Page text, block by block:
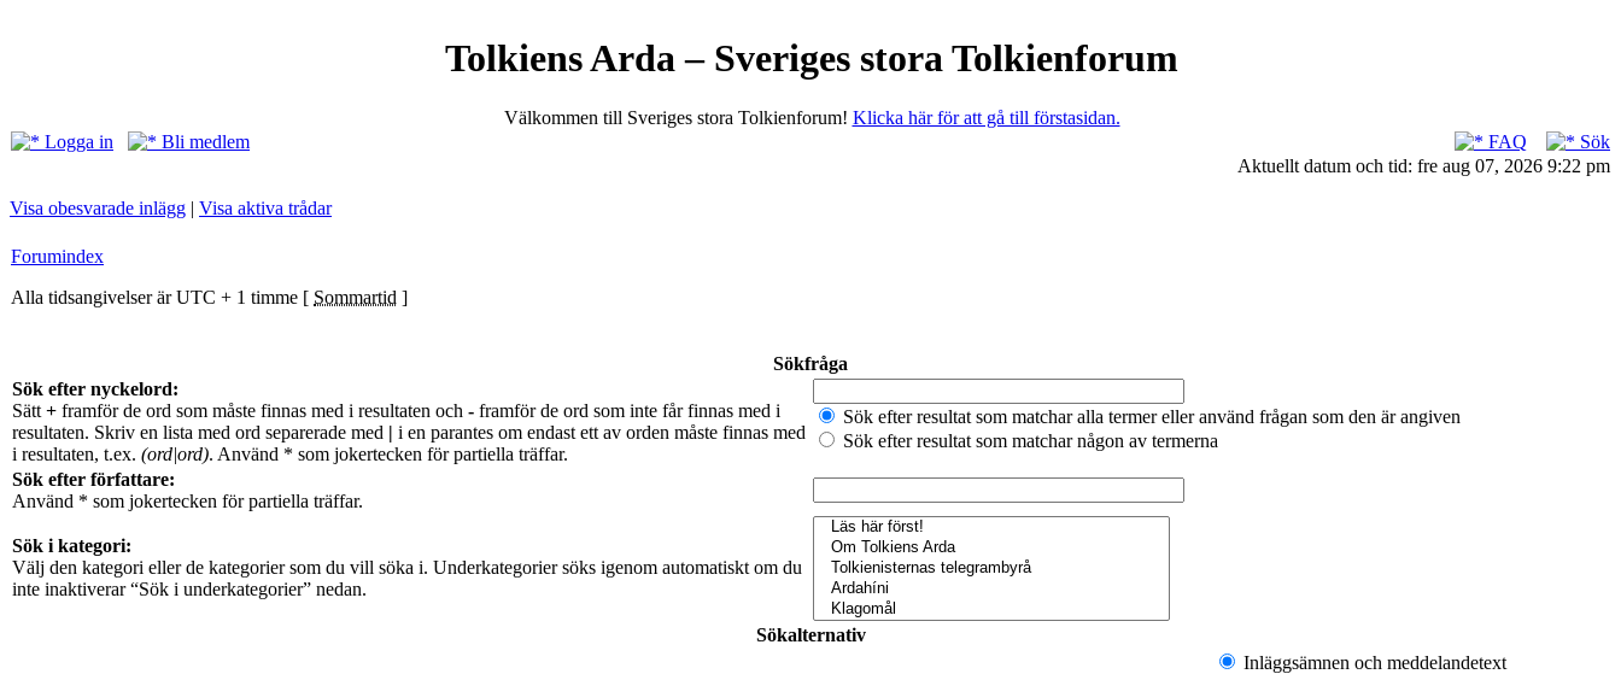
Tolkiens Arda – Sveriges stora Tolkienforum
Välkommen till Sveriges stora Tolkienforum! Klicka här för att gå till förstasidan.
Logga in
Bli medlem FAQ
Sök
Aktuellt datum och tid: fre aug 07, 2026 9:22 pm
Visa obesvarade inlägg | Visa aktiva trådar
Forumindex
Alla tidsangivelser är UTC + 1 timme [ Sommartid ]
Sökfråga
Sök efter nyckelord:
Sätt + framför de ord som måste finnas med i resultaten och - framför de ord som inte får finnas med i
resultaten. Skriv en lista med ord separerade med | i en parantes om endast ett av orden måste finnas med
i resultaten, t.ex. (ord|ord). Använd * som jokertecken för partiella träffar.
Sök efter resultat som matchar alla termer eller använd frågan som den är angiven
Sök efter resultat som matchar någon av termerna
Sök efter författare:
Använd * som jokertecken för partiella träffar.
Sök i kategori:
Välj den kategori eller de kategorier som du vill söka i. Underkategorier söks igenom automatiskt om du
inte inaktiverar “Sök i underkategorier” nedan.
Sökalternativ
Inläggsämnen och meddelandetext